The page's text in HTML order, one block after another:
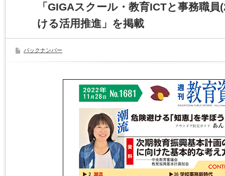
「GIGAスクール・教育ICTと事務職
ける活用推進」を掲載
バックナンバー